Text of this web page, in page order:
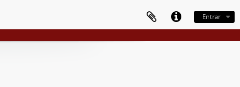
Entrar